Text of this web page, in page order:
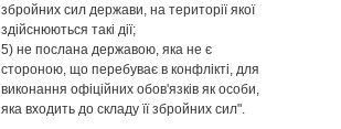
збройних сил держави, на території якої
здійснюються такі дії;
5) не послана державою, яка не є
стороною, що перебуває в конфлікті, для
виконання офіційних обов'язків як особи,
яка входить до складу її збройних сил".